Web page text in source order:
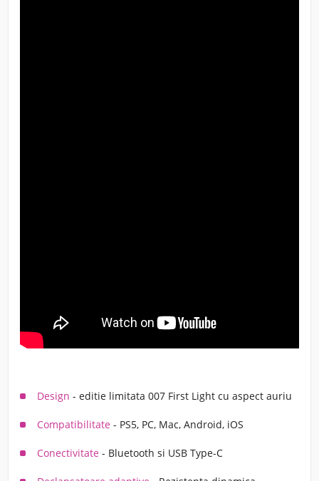
Design - editie limitata 007 First Light cu aspect auriu
Compatibilitate - PS5, PC, Mac, Android, iOS
Conectivitate - Bluetooth si USB Type-C